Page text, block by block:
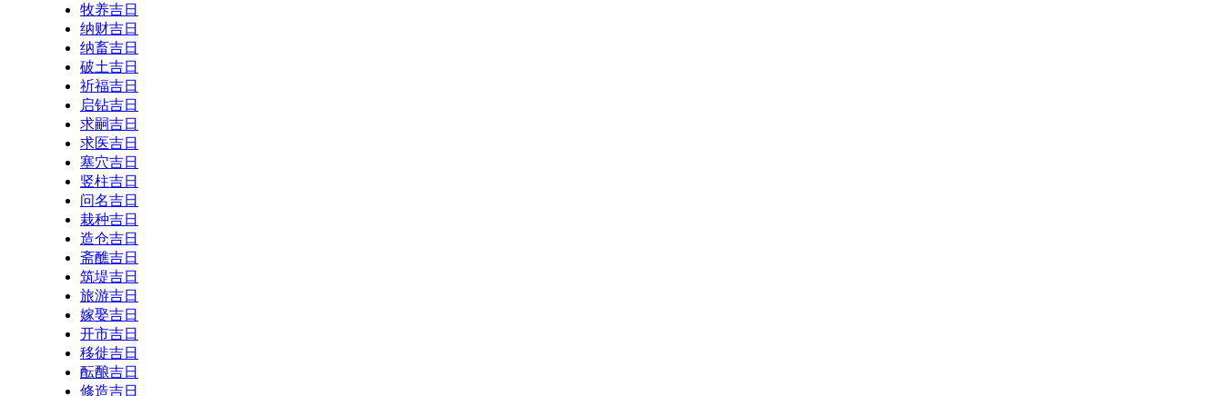
牧养吉日
纳财吉日
纳畜吉日
破土吉日
祈福吉日
启钻吉日
求嗣吉日
求医吉日
塞穴吉日
竖柱吉日
问名吉日
栽种吉日
造仓吉日
斋醮吉日
筑堤吉日
旅游吉日
嫁娶吉日
开市吉日
移徙吉日
酝酿吉日
修造吉日